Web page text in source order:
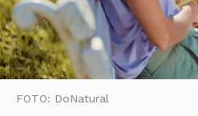
FOTO: DoNatural